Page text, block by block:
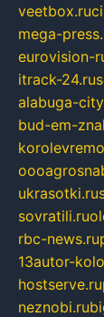
veetbox.ru
mega-
eurovision-
itrack-24.ru
alabuga-
bud-em-
ukrasotki.ru
sovratili.ru
rbc-news.ru
13autor-
hostserve.ru
neznobi.ru